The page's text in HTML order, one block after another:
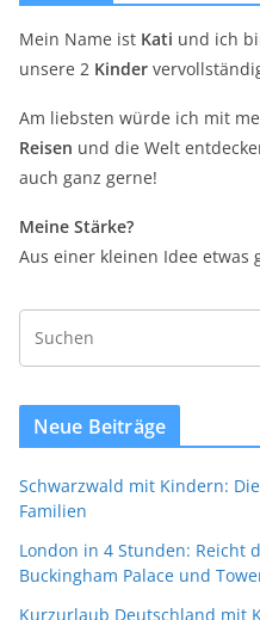
Mein Name ist Kati und ich
unsere 2 Kinder
Am liebsten würde ich mit
Reisen und die Welt
auch ganz gerne!
Meine Stärke?
Aus einer kleinen Idee etwas
Neue Beiträge
Schwarzwald mit Kindern:
Familien
London in 4 Stunden: Reicht
Buckingham Palace und
Kurzurlaub Deutschland mit